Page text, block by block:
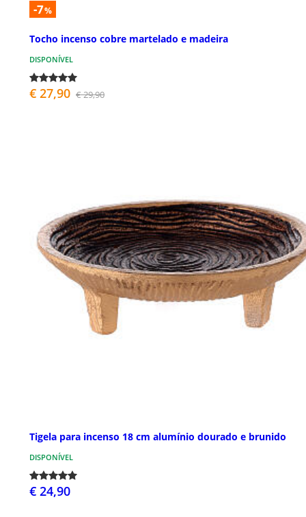
-7%
Tocho incenso cobre martelado e madeira
DISPONÍVEL
€ 27,90 € 29,90
Tigela para incenso 18 cm alumínio dourado e brunido
DISPONÍVEL
€ 24,90